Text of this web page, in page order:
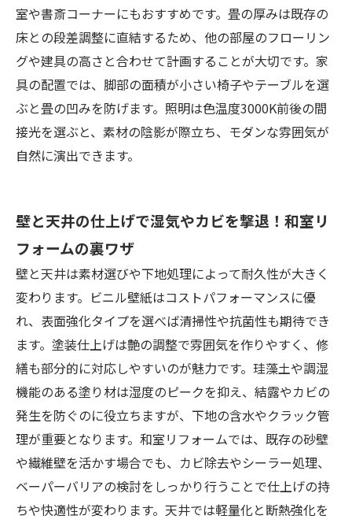
室や書斎コーナーにもおすすめです。畳の厚みは既存の
床との段差調整に直結するため、他の部屋のフローリン
グや建具の高さと合わせて計画することが大切です。家
具の配置では、脚部の面積が小さい椅子やテーブルを選
ぶと畳の凹みを防げます。照明は色温度3000K前後の間
接光を選ぶと、素材の陰影が際立ち、モダンな雰囲気が
自然に演出できます。
壁と天井の仕上げで湿気やカビを撃退！和室リ
フォームの裏ワザ
壁と天井は素材選びや下地処理によって耐久性が大きく
変わります。ビニル壁紙はコストパフォーマンスに優
れ、表面強化タイプを選べば清掃性や抗菌性も期待でき
ます。塗装仕上げは艶の調整で雰囲気を作りやすく、修
繕も部分的に対応しやすいのが魅力です。珪藻土や調湿
機能のある塗り材は湿度のピークを抑え、結露やカビの
発生を防ぐのに役立ちますが、下地の含水やクラック管
理が重要となります。和室リフォームでは、既存の砂壁
や繊維壁を活かす場合でも、カビ除去やシーラー処理、
ベーパーバリアの検討をしっかり行うことで仕上げの持
ちや快適性が変わります。天井では軽量化と断熱強化を